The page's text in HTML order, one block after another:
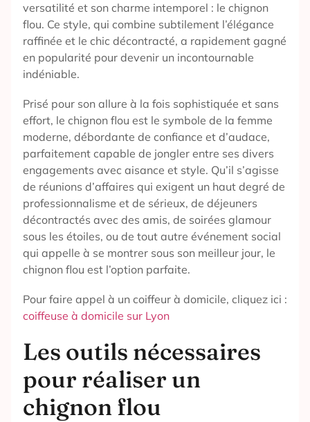
versatilité et son charme intemporel : le chignon
flou. Ce style, qui combine subtilement l’élégance
raffinée et le chic décontracté, a rapidement gagné
en popularité pour devenir un incontournable
indéniable.
Prisé pour son allure à la fois sophistiquée et sans
effort, le chignon flou est le symbole de la femme
moderne, débordante de confiance et d’audace,
parfaitement capable de jongler entre ses divers
engagements avec aisance et style. Qu’il s’agisse
de réunions d’affaires qui exigent un haut degré de
professionnalisme et de sérieux, de déjeuners
décontractés avec des amis, de soirées glamour
sous les étoiles, ou de tout autre événement social
qui appelle à se montrer sous son meilleur jour, le
chignon flou est l’option parfaite.
Pour faire appel à un coiffeur à domicile, cliquez ici :
coiffeuse à domicile sur Lyon
Les outils nécessaires
pour réaliser un
chignon flou